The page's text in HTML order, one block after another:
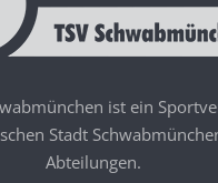
ist ein
Stadt
Abteilungen.